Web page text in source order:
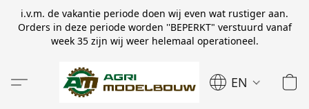
i.v.m. de vakantie periode doen wij even wat rustiger aan.
Orders in deze periode worden ''BEPERKT" verstuurd vanaf
week 35 zijn wij weer helemaal operationeel.
EN